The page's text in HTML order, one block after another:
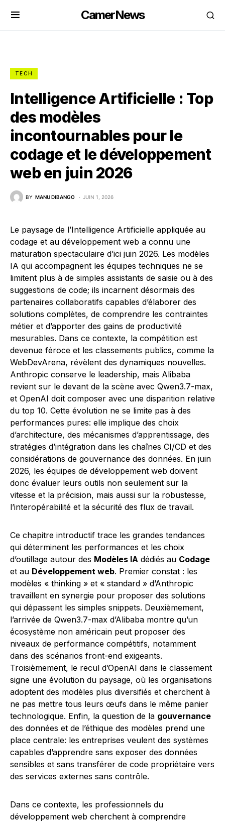
CamerNews
TECH
Intelligence Artificielle : Top
des modèles
incontournables pour le
codage et le développement
web en juin 2026
BY MANU DIBANGO JUIN 1, 2026
Le paysage de l’Intelligence Artificielle appliquée au
codage et au développement web a connu une
maturation spectaculaire d’ici juin 2026. Les modèles
IA qui accompagnent les équipes techniques ne se
limitent plus à de simples assistants de saisie ou à des
suggestions de code; ils incarnent désormais des
partenaires collaboratifs capables d’élaborer des
solutions complètes, de comprendre les contraintes
métier et d’apporter des gains de productivité
mesurables. Dans ce contexte, la compétition est
devenue féroce et les classements publics, comme la
WebDevArena, révèlent des dynamiques nouvelles.
Anthropic conserve le leadership, mais Alibaba
revient sur le devant de la scène avec Qwen3.7-max,
et OpenAI doit composer avec une disparition relative
du top 10. Cette évolution ne se limite pas à des
performances pures: elle implique des choix
d’architecture, des mécanismes d’apprentissage, des
stratégies d’intégration dans les chaînes CI/CD et des
considérations de gouvernance des données. En juin
2026, les équipes de développement web doivent
donc évaluer leurs outils non seulement sur la
vitesse et la précision, mais aussi sur la robustesse,
l’interopérabilité et la sécurité des flux de travail.
Ce chapitre introductif trace les grandes tendances
qui déterminent les performances et les choix
d’outillage autour des Modèles IA dédiés au Codage
et au Développement web. Premier constat : les
modèles « thinking » et « standard » d’Anthropic
travaillent en synergie pour proposer des solutions
qui dépassent les simples snippets. Deuxièmement,
l’arrivée de Qwen3.7-max d’Alibaba montre qu’un
écosystème non américain peut proposer des
niveaux de performance compétitifs, notamment
dans des scénarios front-end exigeants.
Troisièmement, le recul d’OpenAI dans le classement
signe une évolution du paysage, où les organisations
adoptent des modèles plus diversifiés et cherchent à
ne pas mettre tous leurs œufs dans le même panier
technologique. Enfin, la question de la gouvernance
des données et de l’éthique des modèles prend une
place centrale: les entreprises veulent des systèmes
capables d’apprendre sans exposer des données
sensibles et sans transférer de code propriétaire vers
des services externes sans contrôle.
Dans ce contexte, les professionnels du
développement web cherchent à comprendre